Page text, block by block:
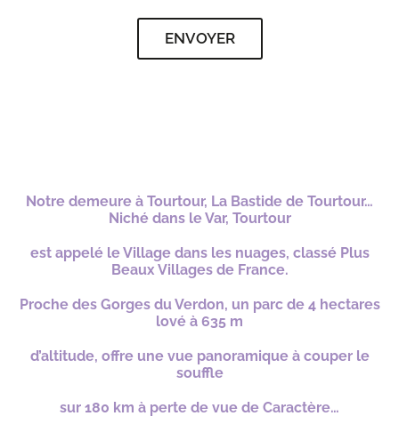
ENVOYER
Notre demeure à Tourtour, La Bastide de Tourtour…
Niché dans le Var, Tourtour
est appelé le Village dans les nuages, classé Plus
Beaux Villages de France.
Proche des Gorges du Verdon, un parc de 4 hectares
lové à 635 m
d’altitude, offre une vue panoramique à couper le
souffle
sur 180 km à perte de vue de Caractère…